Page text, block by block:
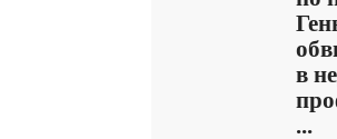
в
...